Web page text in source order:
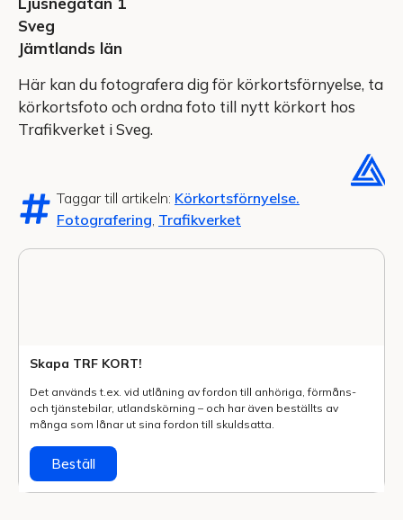
Sveg
Jämtlands län
Här kan du fotografera dig för körkortsförnyelse, ta
körkortsfoto och ordna foto till nytt körkort hos
Trafikverket i Sveg.
Taggar till artikeln: Körkortsförnyelse.
Fotografering, Trafikverket
Skapa TRF KORT!
Det används t.ex. vid utlåning av fordon till anhöriga, förmåns-
och tjänstebilar, utlands­körning – och har även beställts av
många som lånar ut sina fordon till skuldsatta.
Beställ